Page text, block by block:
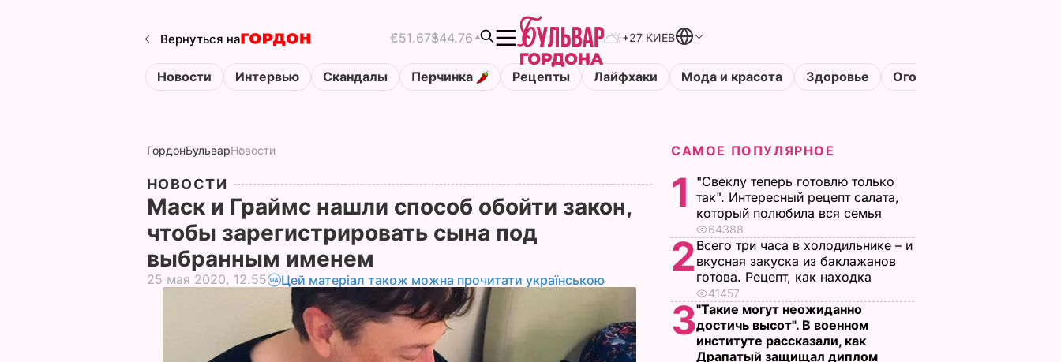
Вернуться на €51.67$44.76 +27 КИЕВ
Новости Интервью Скандалы Перчинка Рецепты Лайфхаки Мода и красота Здоровье Огороды
ГордонБульварНовости
НОВОСТИ
Маск и Граймс нашли способ обойти закон,
чтобы зарегистрировать сына под
выбранным именем
25 мая 2020, 12.55 Цей матеріал також можна прочитати українською
САМОЕ ПОПУЛЯРНОЕ
1
"Свеклу теперь готовлю только
так". Интересный рецепт салата,
который полюбила вся семья
64388
2 Всего три часа в холодильнике – и
вкусная закуска из баклажанов
готова. Рецепт, как находка
41457
3"Такие могут неожиданно
достичь высот". В военном
институте рассказали, как
Драпатый защищал диплом